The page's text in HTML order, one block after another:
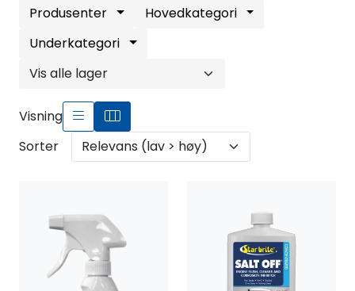
Produsenter
Hovedkategori
Underkategori
Visning
Sorter
Bygg/Innredning
VVS
Motor/Styring
Fritid/Sikkerhet